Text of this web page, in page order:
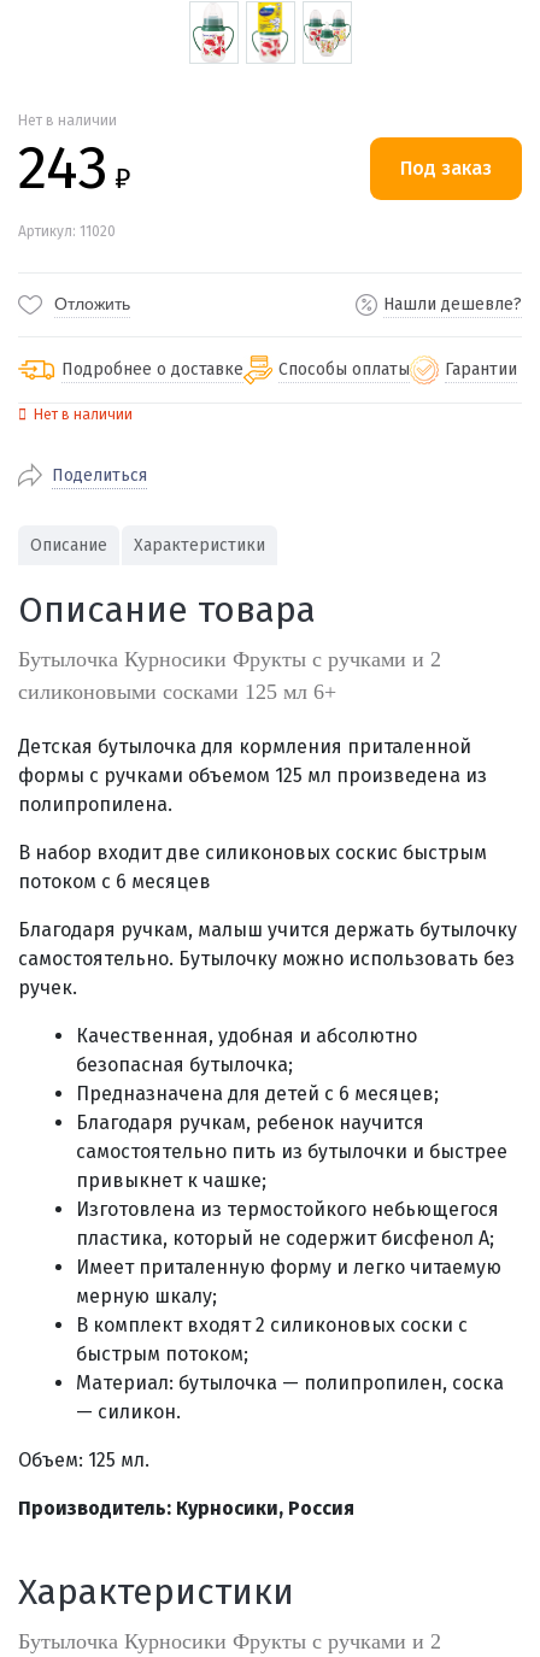
Нет в наличии
243 ₽
Артикул: 11020
Отложить Нашли дешевле?
Подробнее о доставке
доставка
стоимость доставки
службами Пэк, Кит, Луч, Сдэк, Озон
доставка, Почта РФ или любой другой
транспортной компанией на Ваш выбор
Способы оплаты
Наличными при получении (для
городов)
городов)
Онлайн через СБП
Оплата по счету для юридических лиц
Гарантии
Нет в наличии
Поделиться
Описание Характеристики
Описание товара
Бутылочка Курносики Фрукты с ручками и 2
силиконовыми сосками 125 мл 6+
Детская бутылочка для кормления приталенной
формы с ручками объемом 125 мл произведена из
полипропилена.
В набор входит две силиконовых соскис быстрым
потоком с 6 месяцев
Благодаря ручкам, малыш учится держать бутылочку
самостоятельно. Бутылочку можно использовать без
ручек.
Качественная, удобная и абсолютно
безопасная бутылочка;
Предназначена для детей с 6 месяцев;
Благодаря ручкам, ребенок научится
самостоятельно пить из бутылочки и быстрее
привыкнет к чашке;
Изготовлена из термостойкого небьющегося
пластика, который не содержит бисфенол А;
Имеет приталенную форму и легко читаемую
мерную шкалу;
В комплект входят 2 силиконовых соски с
быстрым потоком;
Материал: бутылочка — полипропилен, соска
— силикон.
Объем: 125 мл.
Производитель: Курносики, Россия
Характеристики
Бутылочка Курносики Фрукты с ручками и 2